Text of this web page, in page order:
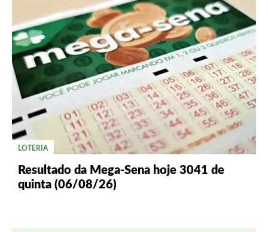
LOTERIA
Resultado da Mega-Sena hoje 3041 de
quinta (06/08/26)